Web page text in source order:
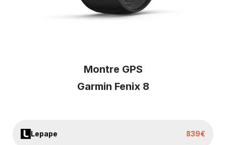
Montre GPS
Garmin Fenix 8
Lepape 839€